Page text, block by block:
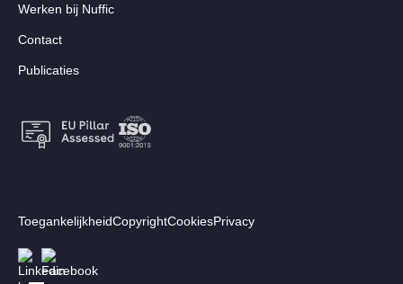
Werken bij Nuffic
Contact
Publicaties
Footer:
menu
ToegankelijkheidCopyrightCookiesPrivacy
Afbeelding
Afbeelding